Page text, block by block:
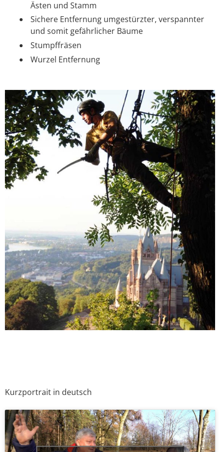
Ästen und Stamm
Sichere Entfernung umgestürzter, verspannter
und somit gefährlicher Bäume
Stumpffräsen
Wurzel Entfernung
Kurzportrait in deutsch